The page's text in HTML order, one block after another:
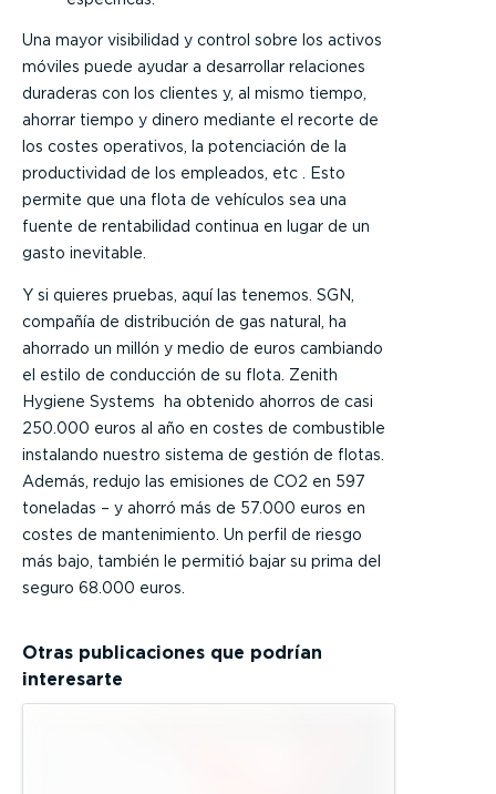
Una mayor visibilidad y control sobre los activos
móviles puede ayudar a desarrollar relaciones
duraderas con los clientes y, al mismo tiempo,
ahorrar tiempo y dinero mediante el recorte de
los costes operativos, la potenciación de la
productividad de los empleados, etc . Esto
permite que una flota de vehículos sea una
fuente de rentabilidad continua en lugar de un
gasto inevitable.
Y si quieres pruebas, aquí las tenemos. SGN,
compañía de distribución de gas natural, ha
ahorrado un millón y medio de euros cambiando
el estilo de conducción de su flota. Zenith
Hygiene Systems ha obtenido ahorros de casi
250.000 euros al año en costes de combustible
instalando nuestro sistema de gestión de flotas.
Además, redujo las emisiones de CO2 en 597
toneladas – y ahorró más de 57.000 euros en
costes de mantenimiento. Un perfil de riesgo
más bajo, también le permitió bajar su prima del
seguro 68.000 euros.
Otras publicaciones que podrían
interesarte